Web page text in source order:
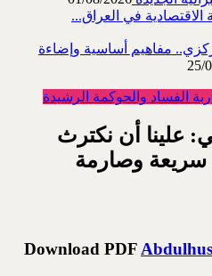
الاقتصادية في العراق...
مفاهيم أساسية وإضاءة
25/
الفساد والحوكمة الرشيدة
علينا أن نكترث
سريعة وصارمة
Download PDF